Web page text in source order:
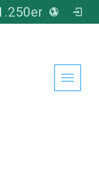
<span style="font-size:1.250em;"><strong>亚洲大学医学暨健康学院</strong></span>
Toggle